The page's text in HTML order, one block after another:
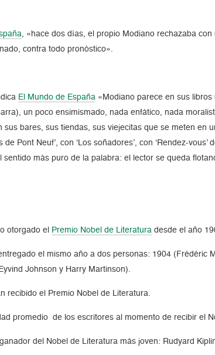
, «hace dos días, el propio Modiano rechazaba
contra todo pronóstico».
El Mundo de España «Modiano parece en sus
un poco ensimismado, nada enfático, nada
sus bares, sus tiendas, sus viejecitas que se meten en
de Pont Neuf’, con ‘Los soñadores’, con ‘Rendez-
sentido más puro de la palabra: el lector se queda
otorgado el Premio Nobel de Literatura desde el año
el mismo año a dos personas: 1904 (Frédéric
Johnson y Harry Martinson).
recibido el Premio Nobel de Literatura.
promedio de los escritores al momento de recibir el
del Nobel de Literatura más joven: Rudyard